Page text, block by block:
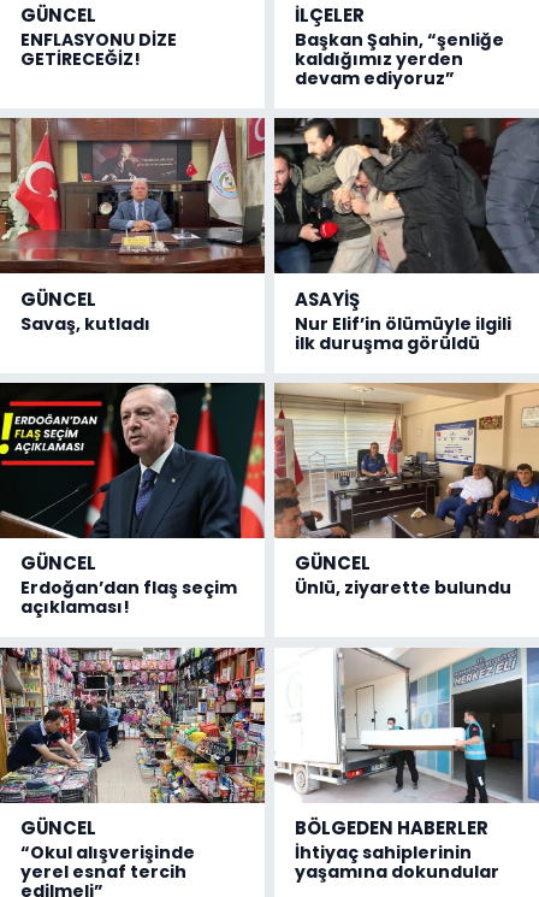
GÜNCEL
ENFLASYONU DİZE
GETİRECEĞİZ!
İLÇELER
Başkan Şahin, “şenliğe
kaldığımız yerden
devam ediyoruz”
GÜNCEL
Savaş, kutladı
ASAYİŞ
Nur Elif’in ölümüyle ilgili
ilk duruşma görüldü
GÜNCEL
Erdoğan’dan flaş seçim
açıklaması!
GÜNCEL
Ünlü, ziyarette bulundu
GÜNCEL
“Okul alışverişinde
yerel esnaf tercih
edilmeli”
BÖLGEDEN HABERLER
İhtiyaç sahiplerinin
yaşamına dokundular